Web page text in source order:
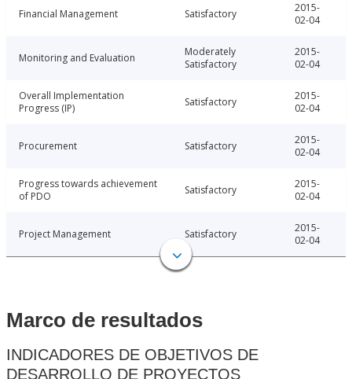
Financial Management Satisfactory
2015-
02-04
Monitoring and Evaluation
Moderately
Satisfactory
2015-
02-04
Overall Implementation
Progress (IP)
Satisfactory
2015-
02-04
Procurement Satisfactory
2015-
02-04
Progress towards achievement
of PDO
Satisfactory
2015-
02-04
Project Management Satisfactory
2015-
02-04
Marco de resultados
INDICADORES DE OBJETIVOS DE
DESARROLLO DE PROYECTOS